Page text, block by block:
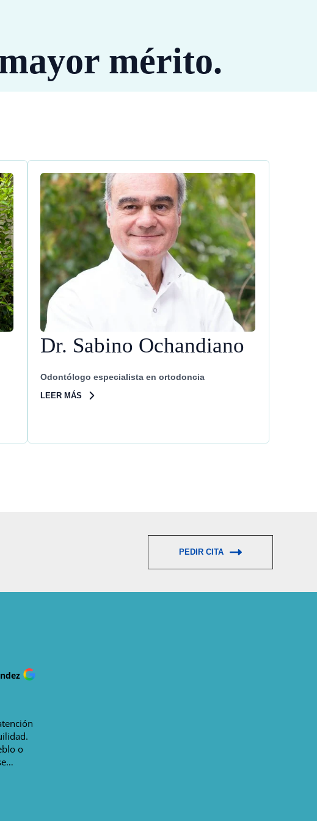
mérito.
Dr. Sabino Ochandiano
Odontólogo especialista en ortodoncia
LEER MÁS
PEDIR CITA
o